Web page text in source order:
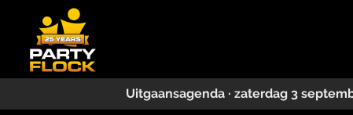
Uitgaansagenda · zaterdag 3